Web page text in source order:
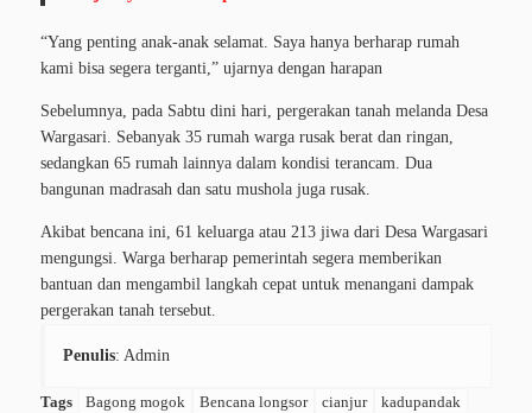
“Yang penting anak-anak selamat. Saya hanya berharap rumah
kami bisa segera terganti,” ujarnya dengan harapan
Sebelumnya, pada Sabtu dini hari, pergerakan tanah melanda Desa
Wargasari. Sebanyak 35 rumah warga rusak berat dan ringan,
sedangkan 65 rumah lainnya dalam kondisi terancam. Dua
bangunan madrasah dan satu mushola juga rusak.
Akibat bencana ini, 61 keluarga atau 213 jiwa dari Desa Wargasari
mengungsi. Warga berharap pemerintah segera memberikan
bantuan dan mengambil langkah cepat untuk menangani dampak
pergerakan tanah tersebut.
Penulis: Admin
Tags Bagong mogok Bencana longsor cianjur
kadupandak